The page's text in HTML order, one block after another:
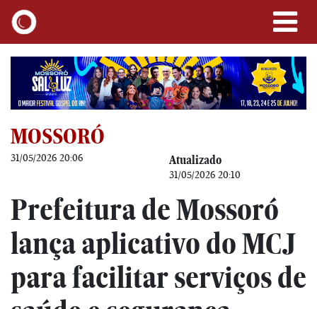
MOSSORÓ
31/05/2026 20:06 Atualizado
31/05/2026 20:10
Prefeitura de Mossoró
lança aplicativo do MCJ
para facilitar serviços de